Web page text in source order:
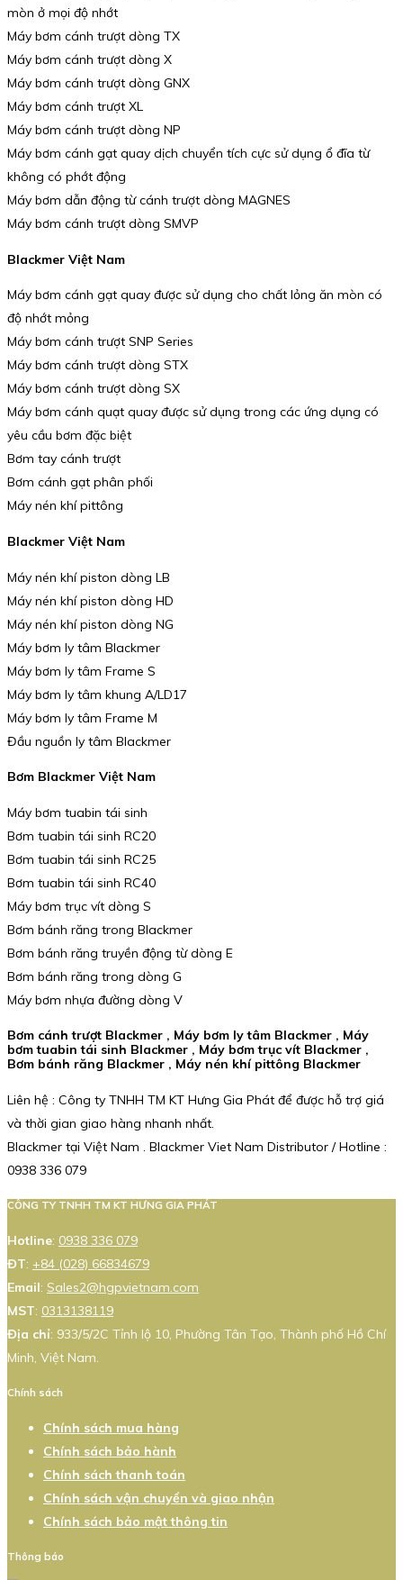
mòn ở mọi độ nhớt
Máy bơm cánh trượt dòng TX
Máy bơm cánh trượt dòng X
Máy bơm cánh trượt dòng GNX
Máy bơm cánh trượt XL
Máy bơm cánh trượt dòng NP
Máy bơm cánh gạt quay dịch chuyển tích cực sử dụng ổ đĩa từ
không có phớt động
Máy bơm dẫn động từ cánh trượt dòng MAGNES
Máy bơm cánh trượt dòng SMVP
Blackmer Việt Nam
Máy bơm cánh gạt quay được sử dụng cho chất lỏng ăn mòn có
độ nhớt mỏng
Máy bơm cánh trượt SNP Series
Máy bơm cánh trượt dòng STX
Máy bơm cánh trượt dòng SX
Máy bơm cánh quạt quay được sử dụng trong các ứng dụng có
yêu cầu bơm đặc biệt
Bơm tay cánh trượt
Bơm cánh gạt phân phối
Máy nén khí pittông
Blackmer Việt Nam
Máy nén khí piston dòng LB
Máy nén khí piston dòng HD
Máy nén khí piston dòng NG
Máy bơm ly tâm Blackmer
Máy bơm ly tâm Frame S
Máy bơm ly tâm khung A/LD17
Máy bơm ly tâm Frame M
Đầu nguồn ly tâm Blackmer
Bơm Blackmer Việt Nam
Máy bơm tuabin tái sinh
Bơm tuabin tái sinh RC20
Bơm tuabin tái sinh RC25
Bơm tuabin tái sinh RC40
Máy bơm trục vít dòng S
Bơm bánh răng trong Blackmer
Bơm bánh răng truyền động từ dòng E
Bơm bánh răng trong dòng G
Máy bơm nhựa đường dòng V
Bơm cánh trượt Blackmer , Máy bơm ly tâm Blackmer , Máy
bơm tuabin tái sinh Blackmer , Máy bơm trục vít Blackmer ,
Bơm bánh răng Blackmer , Máy nén khí pittông Blackmer
Liên hệ : Công ty TNHH TM KT Hưng Gia Phát để được hỗ trợ giá
và thời gian giao hàng nhanh nhất.
Blackmer tại Việt Nam . Blackmer Viet Nam Distributor / Hotline :
0938 336 079
CÔNG TY TNHH TM KT HƯNG GIA PHÁT
Hotline: 0938 336 079
ĐT: +84 (028) 66834679
Email: Sales2@hgpvietnam.com
MST: 0313138119
Địa chỉ: 933/5/2C Tỉnh lộ 10, Phường Tân Tạo, Thành phố Hồ Chí
Minh, Việt Nam.
Chính sách
Chính sách mua hàng
Chính sách bảo hành
Chính sách thanh toán
Chính sách vận chuyển và giao nhận
Chính sách bảo mật thông tin
Thông báo